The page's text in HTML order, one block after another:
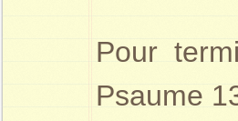
Pour
Psaume